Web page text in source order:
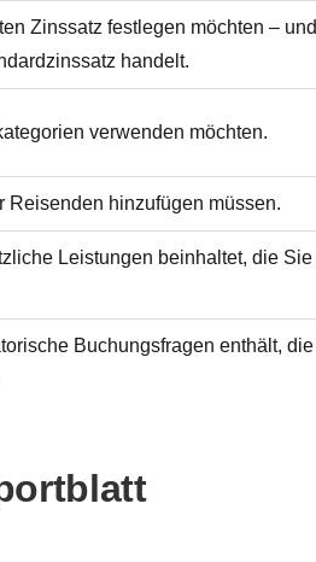
Zinssatz festlegen möchten – und
handelt.
verwenden möchten.
Reisenden hinzufügen müssen.
Leistungen beinhaltet, die Sie
Buchungsfragen enthält, die